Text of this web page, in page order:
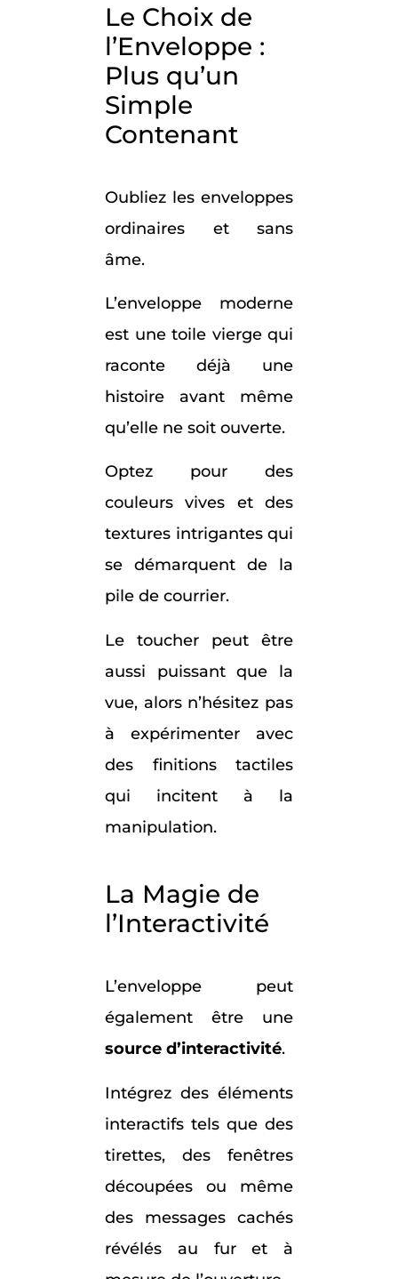
Le Choix de
l’Enveloppe :
Plus qu’un
Simple
Contenant
Oubliez les enveloppes
ordinaires et sans
âme.
L’enveloppe moderne
est une toile vierge qui
raconte déjà une
histoire avant même
qu’elle ne soit ouverte.
Optez pour des
couleurs vives et des
textures intrigantes qui
se démarquent de la
pile de courrier.
Le toucher peut être
aussi puissant que la
vue, alors n’hésitez pas
à expérimenter avec
des finitions tactiles
qui incitent à la
manipulation.
La Magie de
l’Interactivité
L’enveloppe peut
également être une
source d’interactivité.
Intégrez des éléments
interactifs tels que des
tirettes, des fenêtres
découpées ou même
des messages cachés
révélés au fur et à